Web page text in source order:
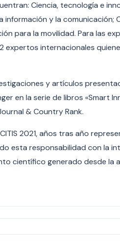
Ciencia, tecnología e
información y la comunicación;
para la movilidad. Para las
expertos internacionales
y artículos
en la serie de libros «Smart
& Country Rank.
2021, años tras año
esta responsabilidad con la
científico generado desde la